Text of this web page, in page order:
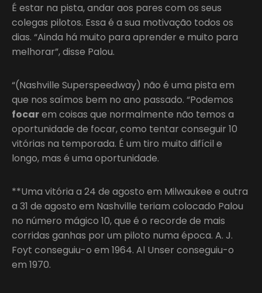
É estar na pista, andar aos pares com os seus
colegas pilotos. Essa é a sua motivação todos os
dias. “Ainda há muito para aprender e muito para
melhorar”, disse Palou.
“(Nashville Superspeedway) não é uma pista em
que nos saímos bem no ano passado. “Podemos
focarem coisas que normalmente não temos a
oportunidade de focar, como tentar conseguir 10
vitórias na temporada. É um tiro muito difícil e
longo, mas é uma oportunidade.
**Uma vitória a 24 de agosto em Milwaukee e outra
a 31 de agosto em Nashville teriam colocado Palou
no número mágico 10, que é o recorde de mais
corridas ganhas por um piloto numa época. A. J.
Foyt conseguiu-o em 1964. Al Unser conseguiu-o
em 1970.